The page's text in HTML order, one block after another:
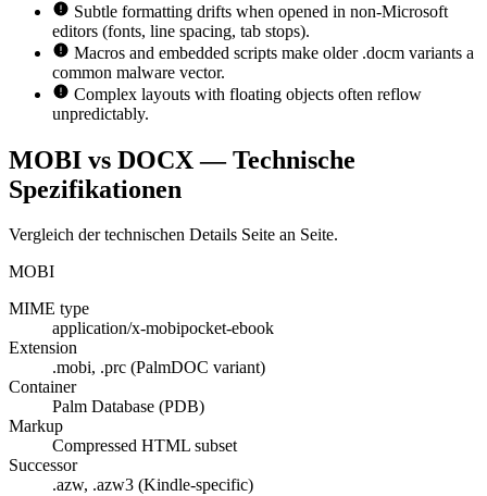
Subtle formatting drifts when opened in non-Microsoft
editors (fonts, line spacing, tab stops).
Macros and embedded scripts make older .docm variants a
common malware vector.
Complex layouts with floating objects often reflow
unpredictably.
MOBI vs DOCX — Technische
Spezifikationen
Vergleich der technischen Details Seite an Seite.
MOBI
MIME type
application/x-mobipocket-ebook
Extension
.mobi, .prc (PalmDOC variant)
Container
Palm Database (PDB)
Markup
Compressed HTML subset
Successor
.azw, .azw3 (Kindle-specific)